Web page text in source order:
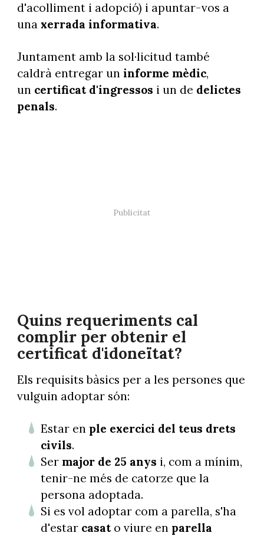
d'acolliment i adopció) i apuntar-vos a
una xerrada informativa.
Juntament amb la sol·licitud també
caldrà entregar un informe mèdic,
un certificat d'ingressos i un de delictes
penals.
Quins requeriments cal
complir per obtenir el
certificat d'idoneïtat?
Els requisits bàsics per a les persones que
vulguin adoptar són:
Estar en ple exercici del teus drets
civils.
Ser major de 25 anys i, com a mínim,
tenir-ne més de catorze que la
persona adoptada.
Si es vol adoptar com a parella, s'ha
d'estar casat o viure en parella